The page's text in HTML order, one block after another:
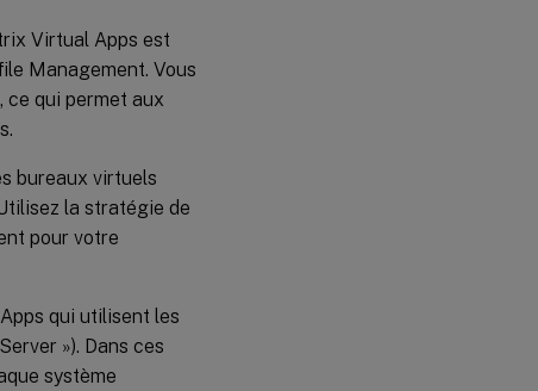
Virtual Apps est
Management. Vous
qui permet aux
bureaux virtuels
la stratégie de
pour votre
qui utilisent les
»). Dans ces
système